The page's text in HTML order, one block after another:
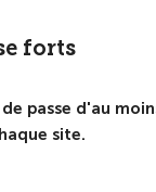
forts
passe d'au
site.